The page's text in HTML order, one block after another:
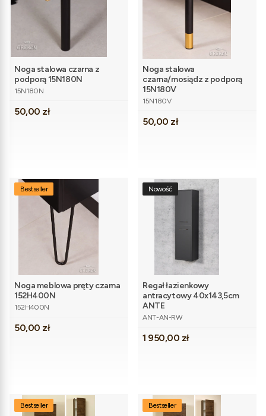
Noga stalowa czarna z
podporą 15N180N
Kod produktu
15N180N
Cena
50,00 zł
Noga stalowa
czarna/mosiądz z podporą
15N180V
Kod produktu
15N180V
Cena
50,00 zł
Bestseller
Noga meblowa pręty czarna
152H400N
Kod produktu
152H400N
Cena
50,00 zł
Nowość
Regał łazienkowy
antracytowy 40x143,5cm
ANTE
Kod produktu
ANT-AN-RW
Cena
1 950,00 zł
Bestseller Bestseller